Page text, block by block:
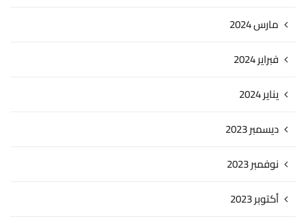
مارس 2024
فبراير 2024
يناير 2024
ديسمبر 2023
نوفمبر 2023
أكتوبر 2023